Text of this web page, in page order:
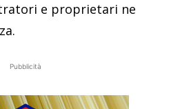
e proprietari ne
Pubblicità